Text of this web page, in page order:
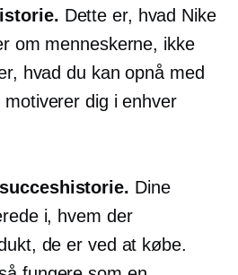
Dette er, hvad Nike
om menneskerne, ikke
hvad du kan opnå med
dig i enhver
Dine
i, hvem der
de er ved at købe.